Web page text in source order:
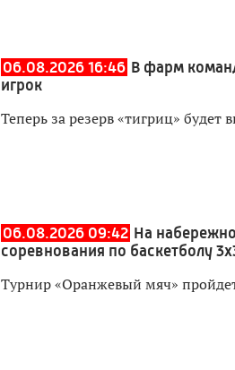
06.08.2026 16:46 В фарм
игрок
Теперь за резерв «тигриц»
06.08.2026 09:42 На
соревнования по баскетболу
Турнир «Оранжевый мяч»